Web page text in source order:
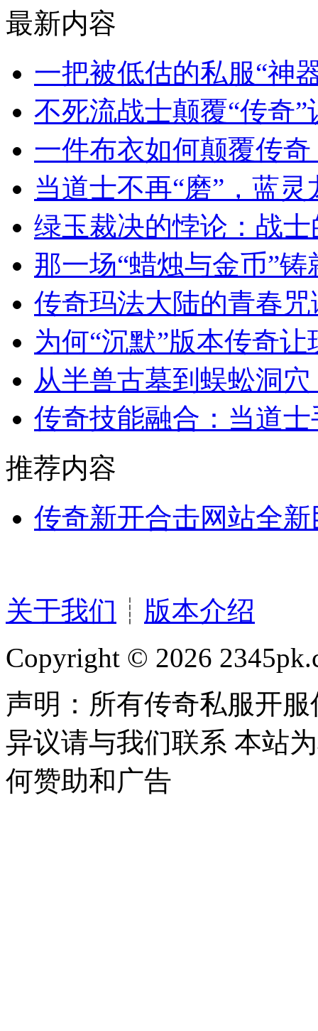
最新内容
一把被低估的私服“神
不死流战士颠覆“传奇
一件布衣如何颠覆传
当道士不再“磨”，蓝
绿玉裁决的悖论：战
那一场“蜡烛与金币”
传奇玛法大陆的青春
为何“沉默”版本传奇
从半兽古墓到蜈蚣洞
传奇技能融合：当道
推荐内容
传奇新开合击网站全
关于我们 ┊ 版本介绍
Copyright © 2026
声明：所有传奇私服开
异议请与我们联系 本站
何赞助和广告